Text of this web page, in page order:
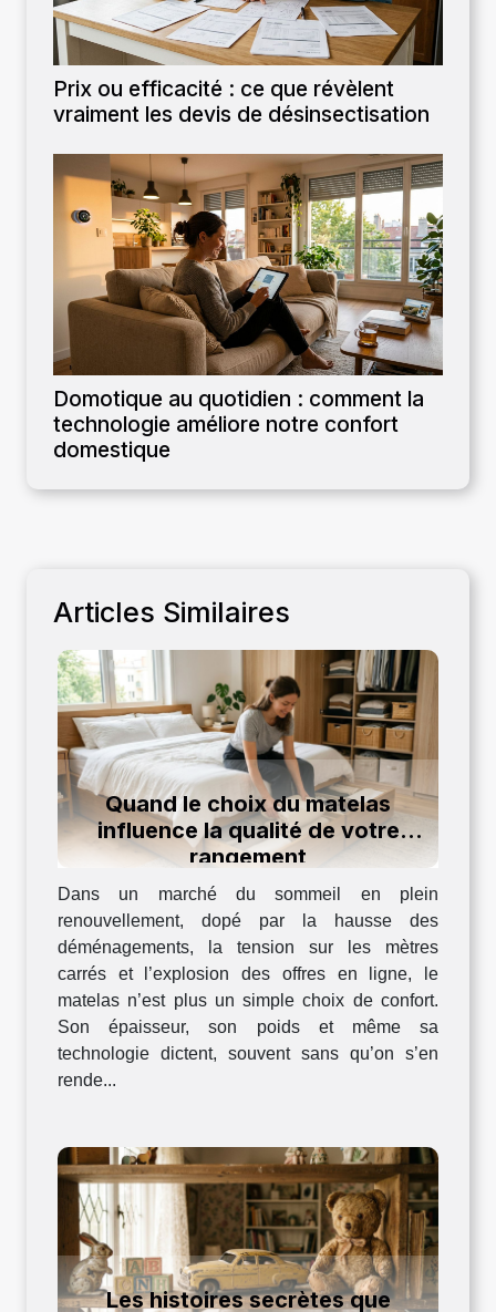
Prix ou efficacité : ce que révèlent
vraiment les devis de désinsectisation
Domotique au quotidien : comment la
technologie améliore notre confort
domestique
Articles Similaires
Quand le choix du matelas
influence la qualité de votre
rangement
Dans un marché du sommeil en plein
renouvellement, dopé par la hausse des
déménagements, la tension sur les mètres
carrés et l’explosion des offres en ligne, le
matelas n’est plus un simple choix de confort.
Son épaisseur, son poids et même sa
technologie dictent, souvent sans qu’on s’en
rende...
Les histoires secrètes que